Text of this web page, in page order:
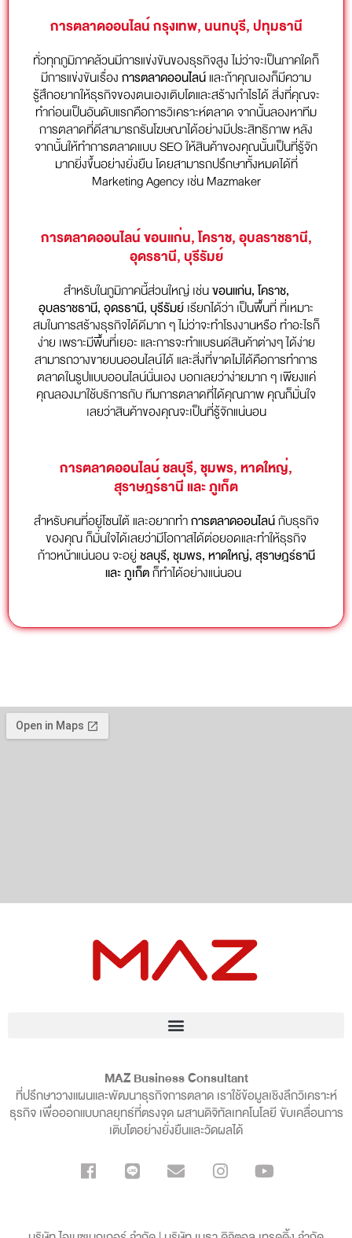
การตลาดออนไลน์ กรุงเทพ, นนทบุรี, ปทุมธานี
ทั่วทุกภูมิภาคล้วนมีการแข่งขันของธุรกิจสูง ไม่ว่าจะเป็นภาคใดก็
มีการแข่งขันเรื่องการตลาดออนไลน์และถ้าคุณเองก็มีความ
รู้สึกอยากให้ธุรกิจของตนเองเติบโตและสร้างกำไรได้ สิ่งที่คุณจะ
ทำก่อนเป็นอันดับแรกคือการวิเคราะห์ตลาด จากนั้นลองหาทีม
การตลาดที่ดีสามารถรันโฆษณาได้อย่างมีประสิทธิภาพ หลัง
จากนั้นให้ทำการตลาดแบบ SEO ให้สินค้าของคุณนั้นเป็นที่รู้จัก
มากยิ่งขึ้นอย่างยั่งยืน โดยสามารถปรึกษาทั้งหมดได้ที่
Marketing Agency เช่น Mazmaker
การตลาดออนไลน์ ขอนแก่น, โคราช, อุบลราชธานี,
อุดรธานี, บุรีรัมย์
สำหรับในภูมิภาคนี้ส่วนใหญ่ เช่นขอนแก่น, โคราช,
อุบลราชธานี, อุดรธานี, บุรีรัมย์เรียกได้ว่า เป็นพื้นที่ ที่เหมาะ
สมในการสร้างธุรกิจได้ดีมาก ๆ ไม่ว่าจะทำโรงงานหรือ ทำอะไรก็
ง่าย เพราะมีพื้นที่เยอะ และการจะทำแบรนด์สินค้าต่างๆ ได้ง่าย
สามารถวางขายบนออนไลน์ได้ และสิ่งที่ขาดไม่ได้คือการทำการ
ตลาดในรูปแบบออนไลน์นั่นเอง บอกเลยว่าง่ายมาก ๆ เพียงแค่
คุณลองมาใช้บริการกับ ทีมการตลาดที่ได้คุณภาพ คุณก็มั่นใจ
เลยว่าสินค้าของคุณจะเป็นที่รู้จักแน่นอน
การตลาดออนไลน์ ชลบุรี, ชุมพร, หาดใหญ่,
สุราษฎร์ธานี และ ภูเก็ต
สำหรับคนที่อยู่โซนใต้ และอยากทำการตลาดออนไลน์กับธุรกิจ
ของคุณ ก็มั่นใจได้เลยว่ามีโอกาสได้ต่อยอดและทำให้ธุรกิจ
ก้าวหน้าแน่นอน จะอยู่ชลบุรี, ชุมพร, หาดใหญ่, สุราษฎร์ธานี
และ ภูเก็ตก็ทำได้อย่างแน่นอน
MAZ Business Consultant
ที่ปรึกษาวางแผนและพัฒนาธุรกิจการตลาด เราใช้ข้อมูลเชิงลึกวิเคราะห์
ธุรกิจ เพื่อออกแบบกลยุทธ์ที่ตรงจุด ผสานดิจิทัลเทคโนโลยี ขับเคลื่อนการ
เติบโตอย่างยั่งยืนและวัดผลได้